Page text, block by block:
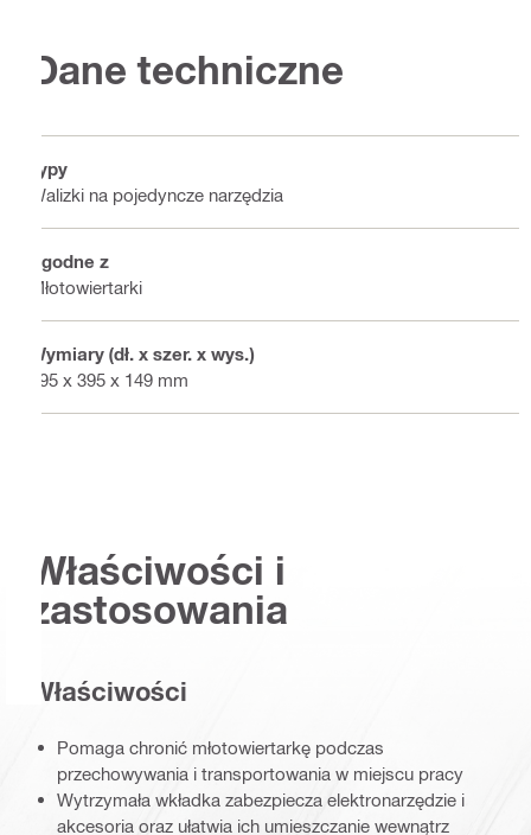
Dane techniczne
Typy
Walizki na pojedyncze narzędzia
Zgodne z
Młotowiertarki
Wymiary (dł. x szer. x wys.)
495 x 395 x 149 mm
Właściwości i
zastosowania
Właściwości
Pomaga chronić młotowiertarkę podczas
przechowywania i transportowania w miejscu pracy
Wytrzymała wkładka zabezpiecza elektronarzędzie i
akcesoria oraz ułatwia ich umieszczanie wewnątrz